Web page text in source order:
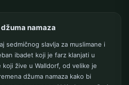
namaza
sedmičnog slavlja za muslimane i
ibadet koji je farz klanjati u
koji žive u Walldorf, od velike je
džuma namaza kako bi